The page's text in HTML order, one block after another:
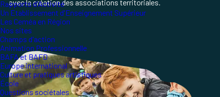
Rapports d'Activité
Un Etablissement d'Enseignement Supérieur
Les Ceméa en Région
Nos sites
Champs d'action
Animation Professionnelle
BAFA et BAFD
Europe international
Culture et pratiques artistiques
École
Questions sociétales
avec la création des associations territoriales.